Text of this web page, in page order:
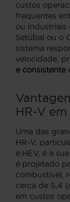
custos
frequentes
ou industriais
Setúbal ou o
sistema
velocidade,
e consistente
HR-V
Uma das
HR-V,
e:HEV, é a
é projetado
combustível,
cerca de 5,4
em custos